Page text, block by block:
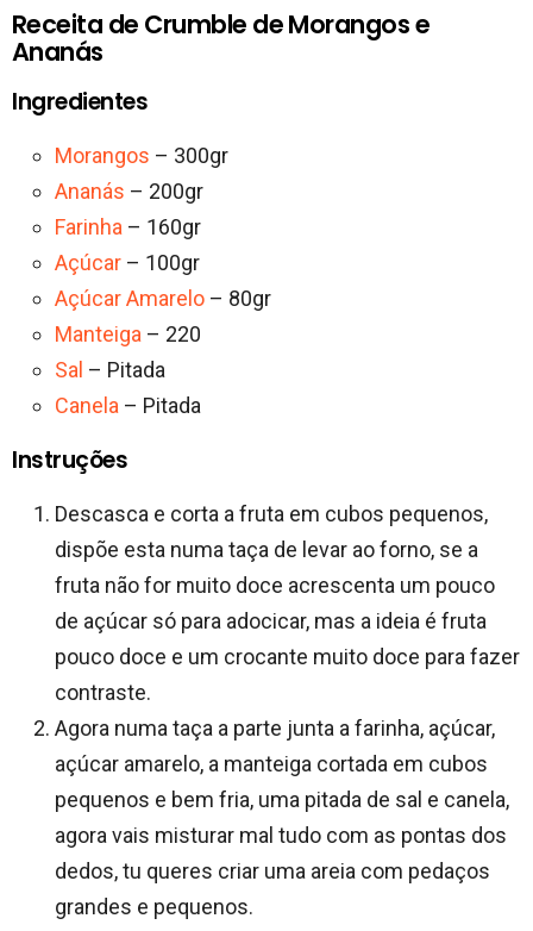
Receita de Crumble de Morangos e
Ananás
Ingredientes
Morangos – 300gr
Ananás – 200gr
Farinha – 160gr
Açúcar – 100gr
Açúcar Amarelo – 80gr
Manteiga – 220
Sal – Pitada
Canela – Pitada
Instruções
Descasca e corta a fruta em cubos pequenos,
dispõe esta numa taça de levar ao forno, se a
fruta não for muito doce acrescenta um pouco
de açúcar só para adocicar, mas a ideia é fruta
pouco doce e um crocante muito doce para fazer
contraste.
Agora numa taça a parte junta a farinha, açúcar,
açúcar amarelo, a manteiga cortada em cubos
pequenos e bem fria, uma pitada de sal e canela,
agora vais misturar mal tudo com as pontas dos
dedos, tu queres criar uma areia com pedaços
grandes e pequenos.